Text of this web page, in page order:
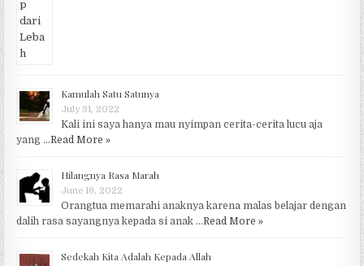
Kamulah Satu Satunya
July 31, 2022
Kali ini saya hanya mau nyimpan cerita-cerita lucu aja
yang …Read More »
Hilangnya Rasa Marah
June 19, 2022
Orangtua memarahi anaknya karena malas belajar dengan
dalih rasa sayangnya kepada si anak …Read More »
Sedekah Kita Adalah Kepada Allah